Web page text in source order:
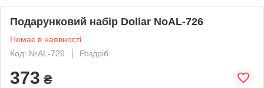
Подарунковий набір Dollar NoAL-726
Немає в наявності
Код: №AL-726
Роздріб
373 ₴